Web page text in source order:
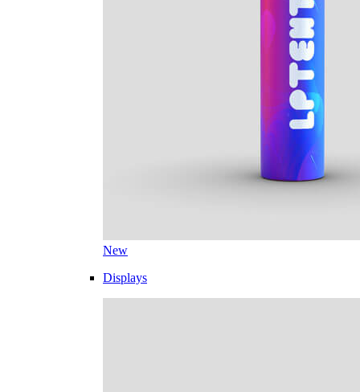
New
Displays